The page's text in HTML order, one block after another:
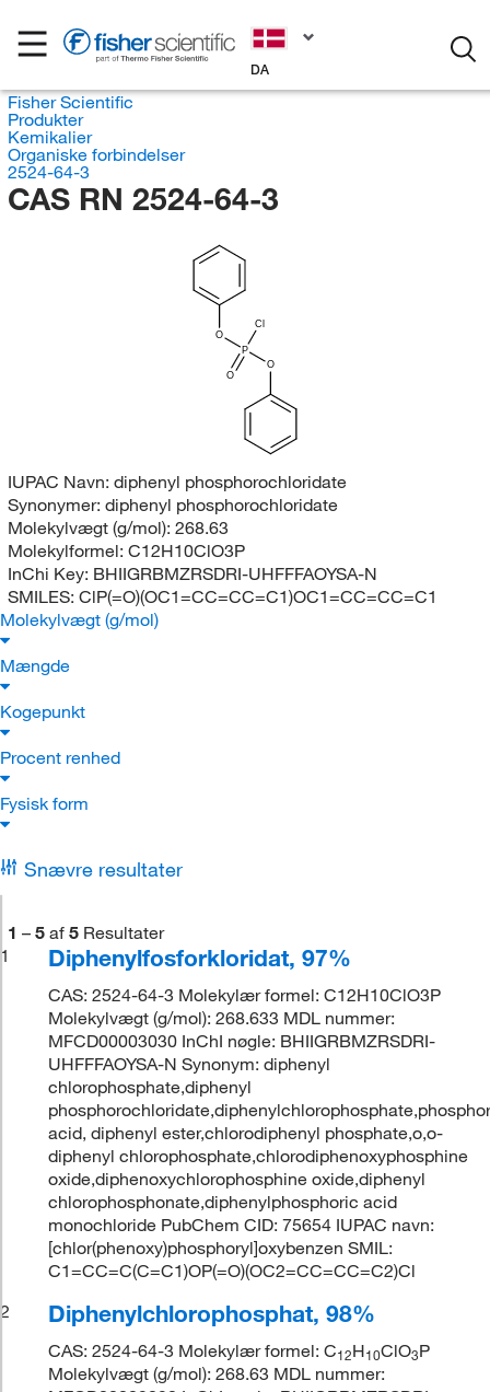
DA
Fisher Scientific
Produkter
Kemikalier
Organiske forbindelser
2524-64-3
CAS RN 2524-64-3
Cl
P
O
O
O
IUPAC Navn: diphenyl phosphorochloridate
Synonymer: diphenyl phosphorochloridate
Molekylvægt (g/mol): 268.63
Molekylformel: C12H10ClO3P
InChi Key: BHIIGRBMZRSDRI-UHFFFAOYSA-N
SMILES: ClP(=O)(OC1=CC=CC=C1)OC1=CC=CC=C1
Molekylvægt (g/mol)
Mængde
Kogepunkt
Procent renhed
Fysisk form
Snævre resultater
1 – 5 af 5 Resultater
1
Diphenylfosforkloridat, 97%
CAS: 2524-64-3 Molekylær formel: C12H10ClO3P
Molekylvægt (g/mol): 268.633 MDL nummer:
MFCD00003030 InChI nøgle: BHIIGRBMZRSDRI-
UHFFFAOYSA-N Synonym: diphenyl
chlorophosphate,diphenyl
acid, diphenyl ester,chlorodiphenyl phosphate,o,o-
diphenyl chlorophosphate,chlorodiphenoxyphosphine
oxide,diphenoxychlorophosphine oxide,diphenyl
chlorophosphonate,diphenylphosphoric acid
monochloride PubChem CID: 75654 IUPAC navn:
[chlor(phenoxy)phosphoryl]oxybenzen SMIL:
C1=CC=C(C=C1)OP(=O)(OC2=CC=CC=C2)Cl
2
Diphenylchlorophosphat, 98%
CAS: 2524-64-3 Molekylær formel: C12H10ClO3P
Molekylvægt (g/mol): 268.63 MDL nummer: